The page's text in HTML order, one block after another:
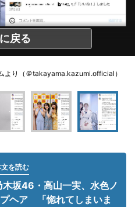
戻る
より（＠takayama.kazumi.official）
を読む
木坂46・高山一実、水色ノ
ヘア 「惚れてしまいま